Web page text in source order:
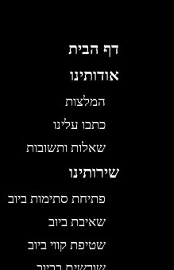
דף הבית
אודותינו
המלצות
כתבו עלינו
שאלות ותשובות
שירותינו
פתיחת סתימות ביוב
שאיבת ביוב
שטיפת קווי ביוב